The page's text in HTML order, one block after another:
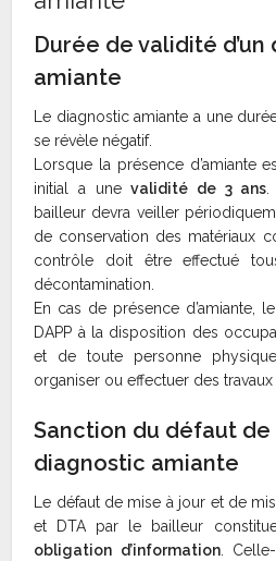
Durée de validité
amiante
Le diagnostic amiante a une
se révèle négatif.
Lorsque la présence d’amiante
initial a unevalidité de 3 ans
bailleur devra veiller
de conservation des matériaux
contrôle doit être effectué
décontamination.
En cas de présence d’amiante,
DAPP à la disposition des
et de toute personne
organiser ou effectuer des travaux
Sanction du défaut de
diagnostic amiante
Le défaut de mise à jour et de
et DTA par le bailleur
obligation d’information.